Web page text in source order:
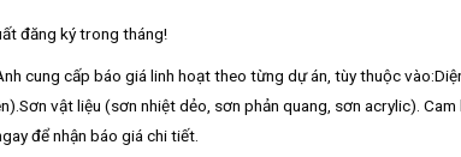
đăng ký trong tháng!
cung cấp báo giá linh hoạt theo từng dự án, tùy thuộc
vật liệu (sơn nhiệt dẻo, sơn phản quang, sơn acrylic).
để nhận báo giá chi tiết.